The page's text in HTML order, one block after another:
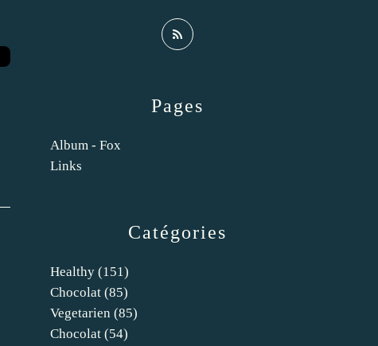
Catégories
Healthy (151)
Chocolat (85)
Vegetarien (85)
Chocolat (54)
Pages
Album - Fox
Links